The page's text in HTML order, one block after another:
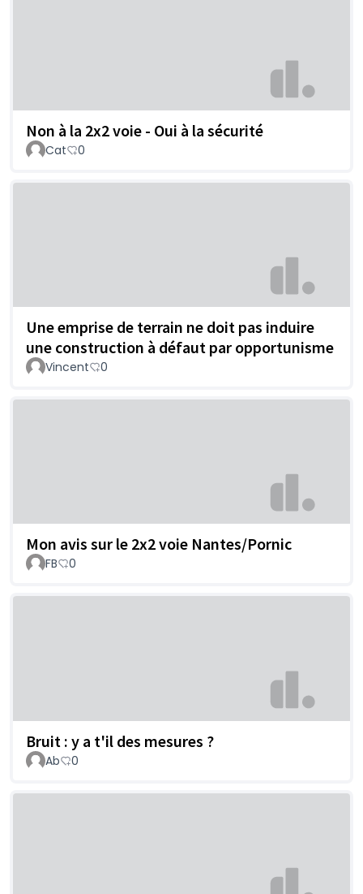
Non à la 2x2 voie - Oui à la sécurité
Cat 0
Une emprise de terrain ne doit pas induire
une construction à défaut par opportunisme
Vincent 0
Mon avis sur le 2x2 voie Nantes/Pornic
FB 0
Bruit : y a t'il des mesures ?
Ab 0